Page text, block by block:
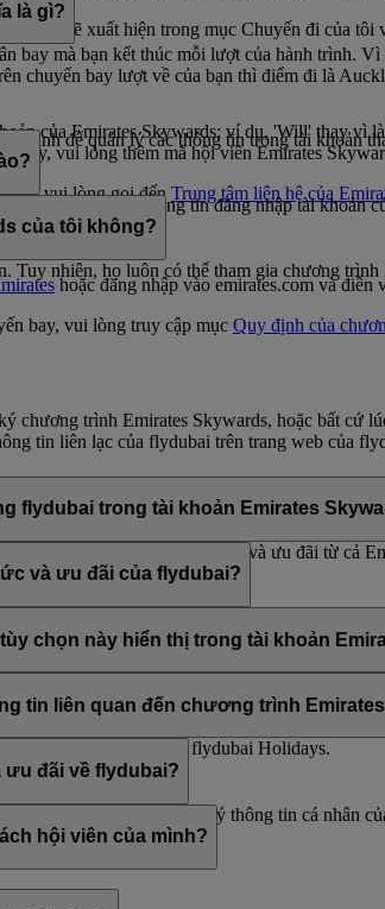
cũng sẽ xuất hiện trong mục Chuyến đi của
của Emirates Skywards; ví dụ, 'Will' thay vì
này, vui lòng thêm mã hội viên Emirates
vui lòng gọi đến Trung tâm liên hệ của
là gì?
bay mà bạn kết thúc mỗi lượt của hành trình.
chuyến bay lượt về của bạn thì điểm đi là
định để quản lý các thông tin trong tài khoản
hoặc đăng nhập vào emirates.com và điền
bay, vui lòng truy cập mục Quy định của
khi bạn chia sẻ thông tin đăng nhập tài khoản
của tôi không?
nhiên, họ luôn có thể tham gia chương
trình Emirates Skywards, hoặc bất cứ
tin liên lạc của flydubai trên trang web của
và/hoặc Emirates, bằng cách cập nhật các
flydubai trong tài khoản Emirates
có tùy chọn để nhận tin tức và ưu đãi từ cả
và ưu đãi của flydubai?
và ưu đãi của Emirates, Emirates Skywards
chọn này hiển thị trong tài khoản
Skywards hoặc tên bạn đã cung cấp
trong phầnTùy chọn cá nhân.
tin liên quan đến chương trình
mãi từ flydubai và flydubai Holidays.
đãi về flydubai?
chịu trách nhiệm xử lý thông tin cá nhân
hội viên của mình?